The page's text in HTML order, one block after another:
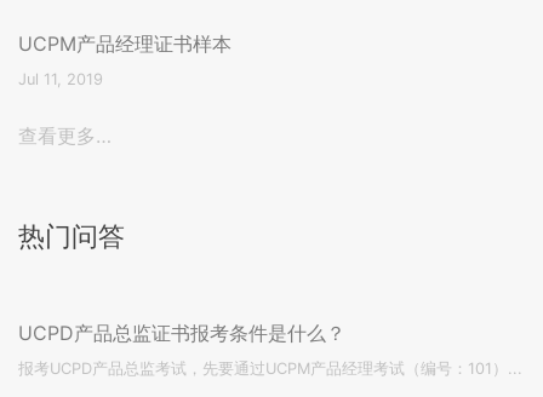
UCPM产品经理证书样本
Jul 11, 2019
查看更多…
热门问答
UCPD产品总监证书报考条件是什么？
报考UCPD产品总监考试，先要通过UCPM产品经理考试（编号：101）...